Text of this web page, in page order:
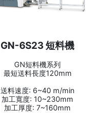
GN-6S23 短料機
GN短料機系列
最短送料長度120mm
送料速度: 6~40 m/min
加工寬度: 10~230mm
加工厚度: 7~160mm